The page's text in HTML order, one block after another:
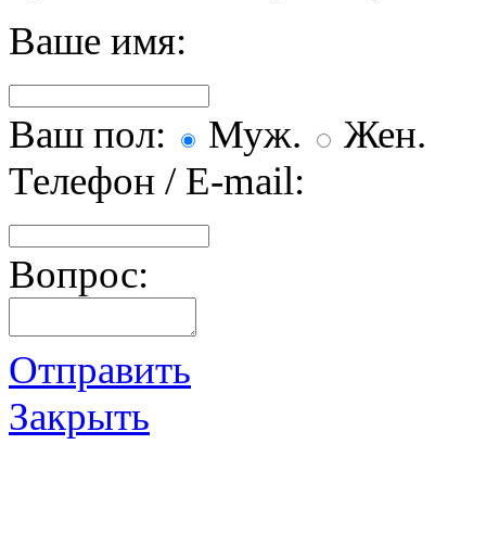
Ваше имя:
Ваш пол: Муж.
Жен.
Телефон / E-mail:
Вопрос:
Отправить
Закрыть